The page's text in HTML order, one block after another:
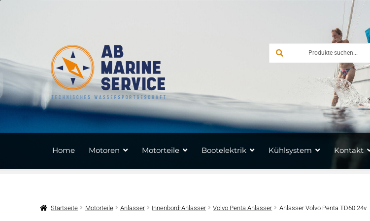
Home Motoren Motorteile Bootelektrik Kühlsystem Kontakt
Startseite Motorteile Anlasser Innenbord-Anlasser Volvo Penta Anlasser Anlasser Volvo Penta TD60 24v